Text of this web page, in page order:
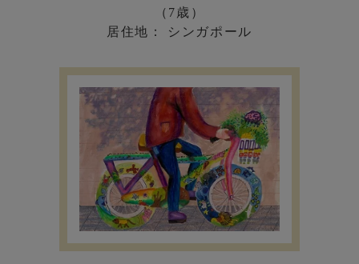
（7歳）
居住地： シンガポール